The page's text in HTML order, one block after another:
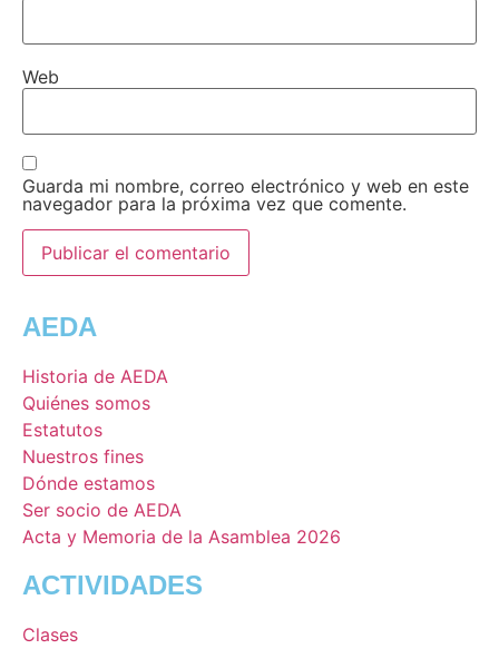
Web
Guarda mi nombre, correo electrónico y web en este
navegador para la próxima vez que comente.
AEDA
Historia de AEDA
Quiénes somos
Estatutos
Nuestros fines
Dónde estamos
Ser socio de AEDA
Acta y Memoria de la Asamblea 2026
ACTIVIDADES
Clases